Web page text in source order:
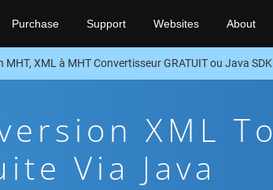
Purchase Support Websites About
MHT, XML à MHT Convertisseur GRATUIT ou Java SDK
XML To
Via Java